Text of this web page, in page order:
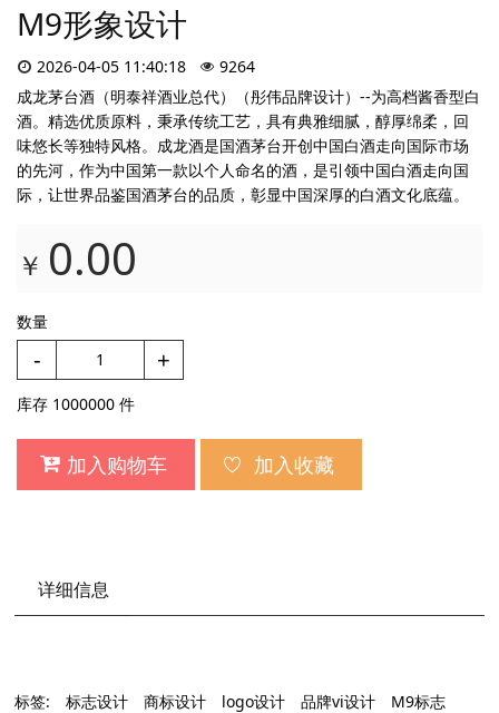
M9形象设计
2026-04-05 11:40:18
9264
成龙茅台酒（明泰祥酒业总代）（彤伟品牌设计）--为高档酱香型白
酒。精选优质原料，秉承传统工艺，具有典雅细腻，醇厚绵柔，回
味悠长等独特风格。成龙酒是国酒茅台开创中国白酒走向国际市场
的先河，作为中国第一款以个人命名的酒，是引领中国白酒走向国
际，让世界品鉴国酒茅台的品质，彰显中国深厚的白酒文化底蕴。
￥ 0.00
数量
- +
库存 1000000 件
加入收藏
加入购物车
详细信息
标签: 标志设计 商标设计 logo设计 品牌vi设计
M9标志